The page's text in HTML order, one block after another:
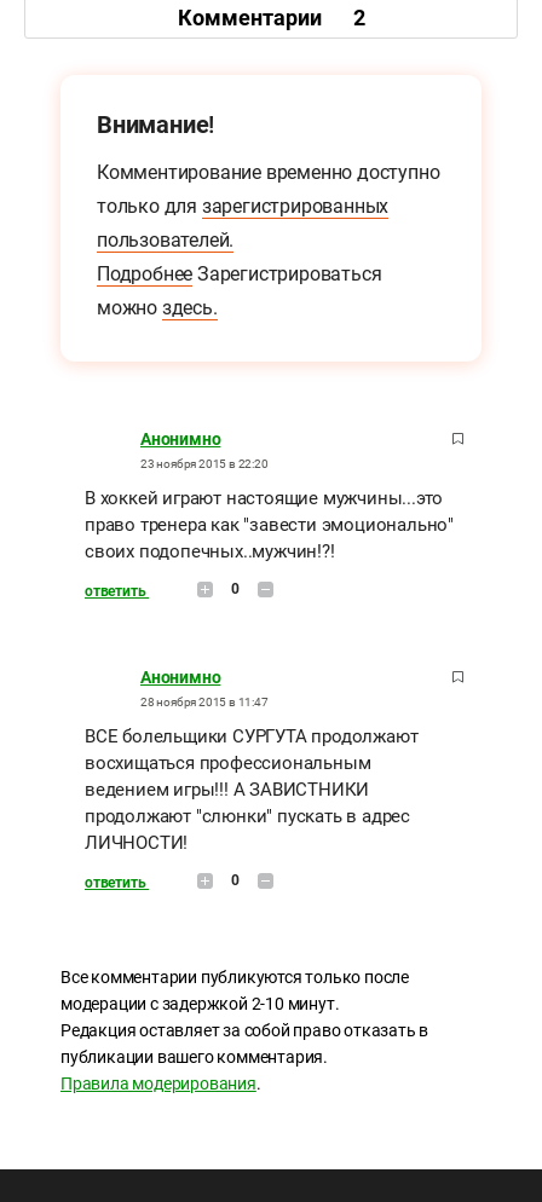
Комментарии 2
Внимание!
Комментирование временно доступно
только для зарегистрированных
пользователей.
Подробнее Зарегистрироваться
можно здесь.
Анонимно
23 ноября 2015 в 22:20
В хоккей играют настоящие мужчины...это
право тренера как "завести эмоционально"
своих подопечных..мужчин!?!
ответить 0
Анонимно
28 ноября 2015 в 11:47
ВСЕ болельщики СУРГУТА продолжают
восхищаться профессиональным
ведением игры!!! А ЗАВИСТНИКИ
продолжают "слюнки" пускать в адрес
ЛИЧНОСТИ!
ответить 0
Все комментарии публикуются только после
модерации с задержкой 2-10 минут.
Редакция оставляет за собой право отказать в
публикации вашего комментария.
Правила модерирования.